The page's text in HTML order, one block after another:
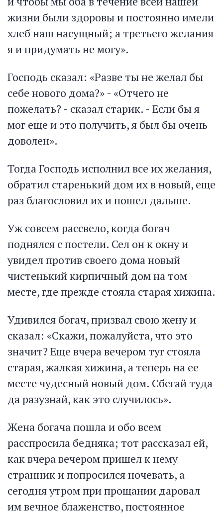
жизни были здоровы и постоянно имели
хлеб наш насущный; а третьего желания
я и придумать не могу».
Господь сказал: «Разве ты не желал бы
себе нового дома?» - «Отчего не
пожелать? - сказал старик. - Если бы я
мог еще и это получить, я был бы очень
доволен».
Тогда Господь исполнил все их желания,
обратил старенький дом их в новый, еще
раз благословил их и пошел дальше.
Уж совсем рассвело, когда богач
поднялся с постели. Сел он к окну и
увидел против своего дома новый
чистенький кирпичный дом на том
месте, где прежде стояла старая хижина.
Удивился богач, призвал свою жену и
сказал: «Скажи, пожалуйста, что это
значит? Еще вчера вечером туг стояла
старая, жалкая хижина, а теперь на ее
месте чудесный новый дом. Сбегай туда
да разузнай, как это случилось».
Жена богача пошла и обо всем
расспросила бедняка; тот рассказал ей,
как вчера вечером пришел к нему
странник и попросился ночевать, а
сегодня утром при прощании даровал
им вечное блаженство, постоянное